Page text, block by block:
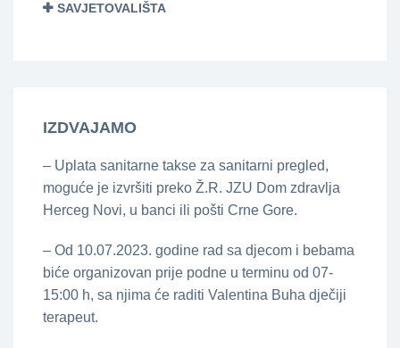
SAVJETOVALIŠTA
IZDVAJAMO
– Uplata sanitarne takse za sanitarni pregled,
moguće je izvršiti preko Ž.R. JZU Dom zdravlja
Herceg Novi, u banci ili pošti Crne Gore.
– Od 10.07.2023. godine rad sa djecom i bebama
biće organizovan prije podne u terminu od 07-
15:00 h, sa njima će raditi Valentina Buha dječiji
terapeut.